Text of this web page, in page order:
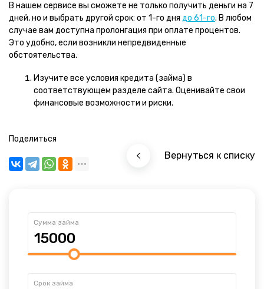
В нашем сервисе вы сможете не только получить деньги на 7
дней, но и выбрать другой срок: от 1-го дня до 61-го. В любом
случае вам доступна пролонгация при оплате процентов.
Это удобно, если возникли непредвиденные
обстоятельства.
Изучите все условия кредита (займа) в
соответствующем разделе сайта. Оценивайте свои
финансовые возможности и риски.
Вернуться к списку
Поделиться
Сумма займа
Срок займа